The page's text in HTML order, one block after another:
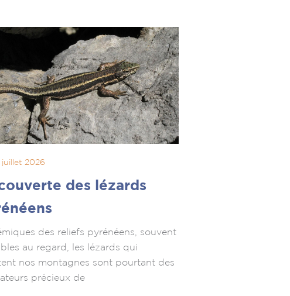
juillet 2026
des lézards
des reliefs pyrénéens, souvent
au regard, les lézards qui
nos montagnes sont pourtant des
précieux de